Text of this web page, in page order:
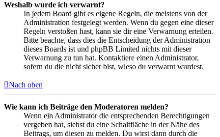
Weshalb wurde ich verwarnt?
In jedem Board gibt es eigene Regeln, die meistens von der
Administration festgelegt werden. Wenn du gegen eine dieser
Regeln verstoßen hast, kann sie dir eine Verwarnung erteilen.
Bitte beachte, dass dies die Entscheidung der Administration
dieses Boards ist und phpBB Limited nichts mit dieser
Verwarnung zu tun hat. Kontaktiere einen Administrator,
sofern du die nicht sicher bist, wieso du verwarnt wurdest.
Nach oben
Wie kann ich Beiträge den Moderatoren melden?
Wenn ein Administrator die entsprechenden Berechtigungen
vergeben hat, siehst du eine Schaltfläche in der Nähe des
Beitrags, um diesen zu melden. Du wirst dann durch die